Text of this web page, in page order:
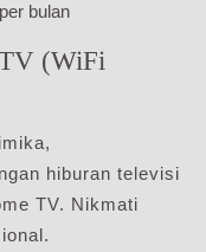
bulan
(WiFi
hiburan televisi
TV. Nikmati